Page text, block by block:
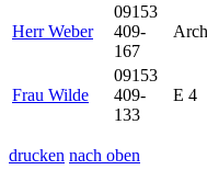
Herr Weber
09153
409-
167
Frau Wilde
09153
409-
133
E 4
drucken nach oben